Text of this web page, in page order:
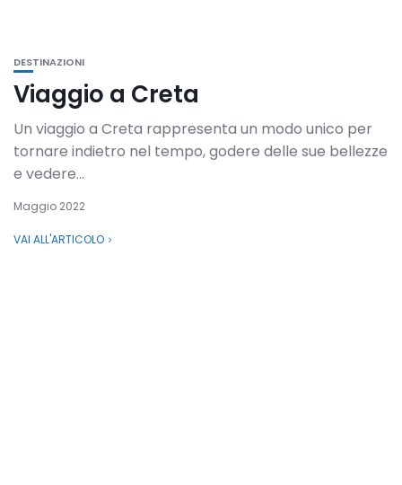
DESTINAZIONI
Viaggio a Creta
Un viaggio a Creta rappresenta un modo unico per
tornare indietro nel tempo, godere delle sue bellezze
e vedere...
Maggio 2022
VAI ALL'ARTICOLO